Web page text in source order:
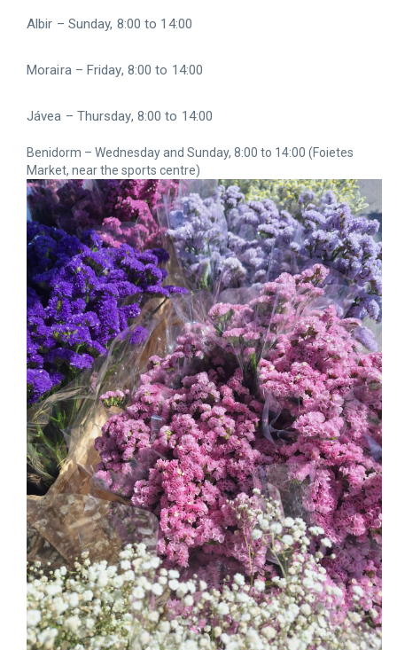
Albir – Sunday, 8:00 to 14:00
Moraira – Friday, 8:00 to 14:00
Jávea – Thursday, 8:00 to 14:00
Benidorm – Wednesday and Sunday, 8:00 to 14:00 (Foietes
Market, near the sports centre)